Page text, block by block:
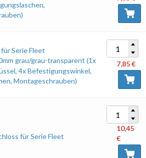
Serie Fleet
grau/grau-transparent (1x
4x Befestigungswinkel,
Montageschrauben)
7,85€
für Serie Fleet
10,45
€